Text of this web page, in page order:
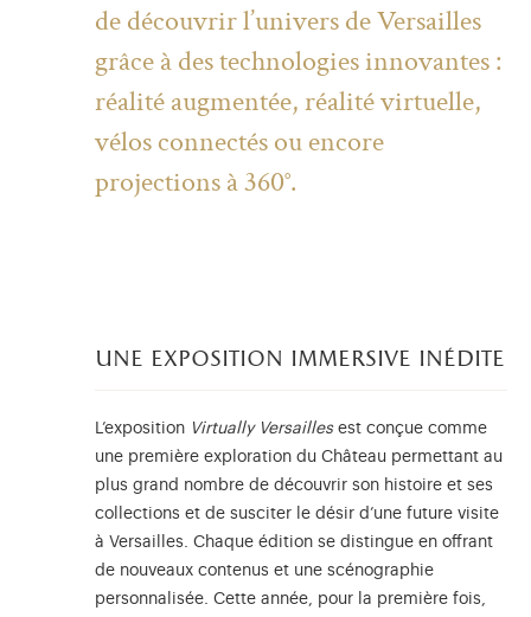
de découvrir l’univers de Versailles
grâce à des technologies innovantes :
réalité augmentée, réalité virtuelle,
vélos connectés ou encore
projections à 360°.
une exposition immersive inédite
L’exposition Virtually Versaillesest conçue comme
une première exploration du Château permettant au
plus grand nombre de découvrir son histoire et ses
collections et de susciter le désir d’une future visite
à Versailles. Chaque édition se distingue en offrant
de nouveaux contenus et une scénographie
personnalisée. Cette année, pour la première fois,